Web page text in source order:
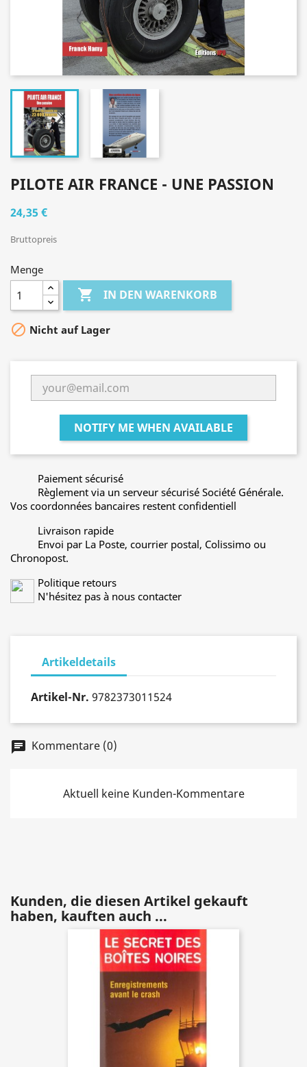
PILOTE AIR FRANCE - UNE PASSION
24,35 €
Bruttopreis
Menge
 IN DEN WARENKORB
 Nicht auf Lager
NOTIFY ME WHEN AVAILABLE
Paiement sécurisé
Règlement via un serveur sécurisé Société Générale.
Vos coordonnées bancaires restent confidentiell
Livraison rapide
Envoi par La Poste, courrier postal, Colissimo ou
Chronopost.
Politique retours
N'hésitez pas à nous contacter
Artikeldetails
Artikel-Nr. 9782373011524
chat Kommentare (0)
Aktuell keine Kunden-Kommentare
Kunden, die diesen Artikel gekauft
haben, kauften auch ...